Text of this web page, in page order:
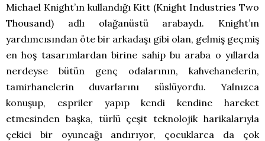
Michael Knight’ın kullandığı Kitt (Knight Industries Two
Thousand) adlı olağanüstü arabaydı. Knight’ın
yardımcısından öte bir arkadaşı gibi olan, gelmiş geçmiş
en hoş tasarımlardan birine sahip bu araba o yıllarda
nerdeyse bütün genç odalarının, kahvehanelerin,
tamirhanelerin duvarlarını süslüyordu. Yalnızca
konuşup, espriler yapıp kendi kendine hareket
etmesinden başka, türlü çeşit teknolojik harikalarıyla
çekici bir oyuncağı andırıyor, çocuklarca da çok